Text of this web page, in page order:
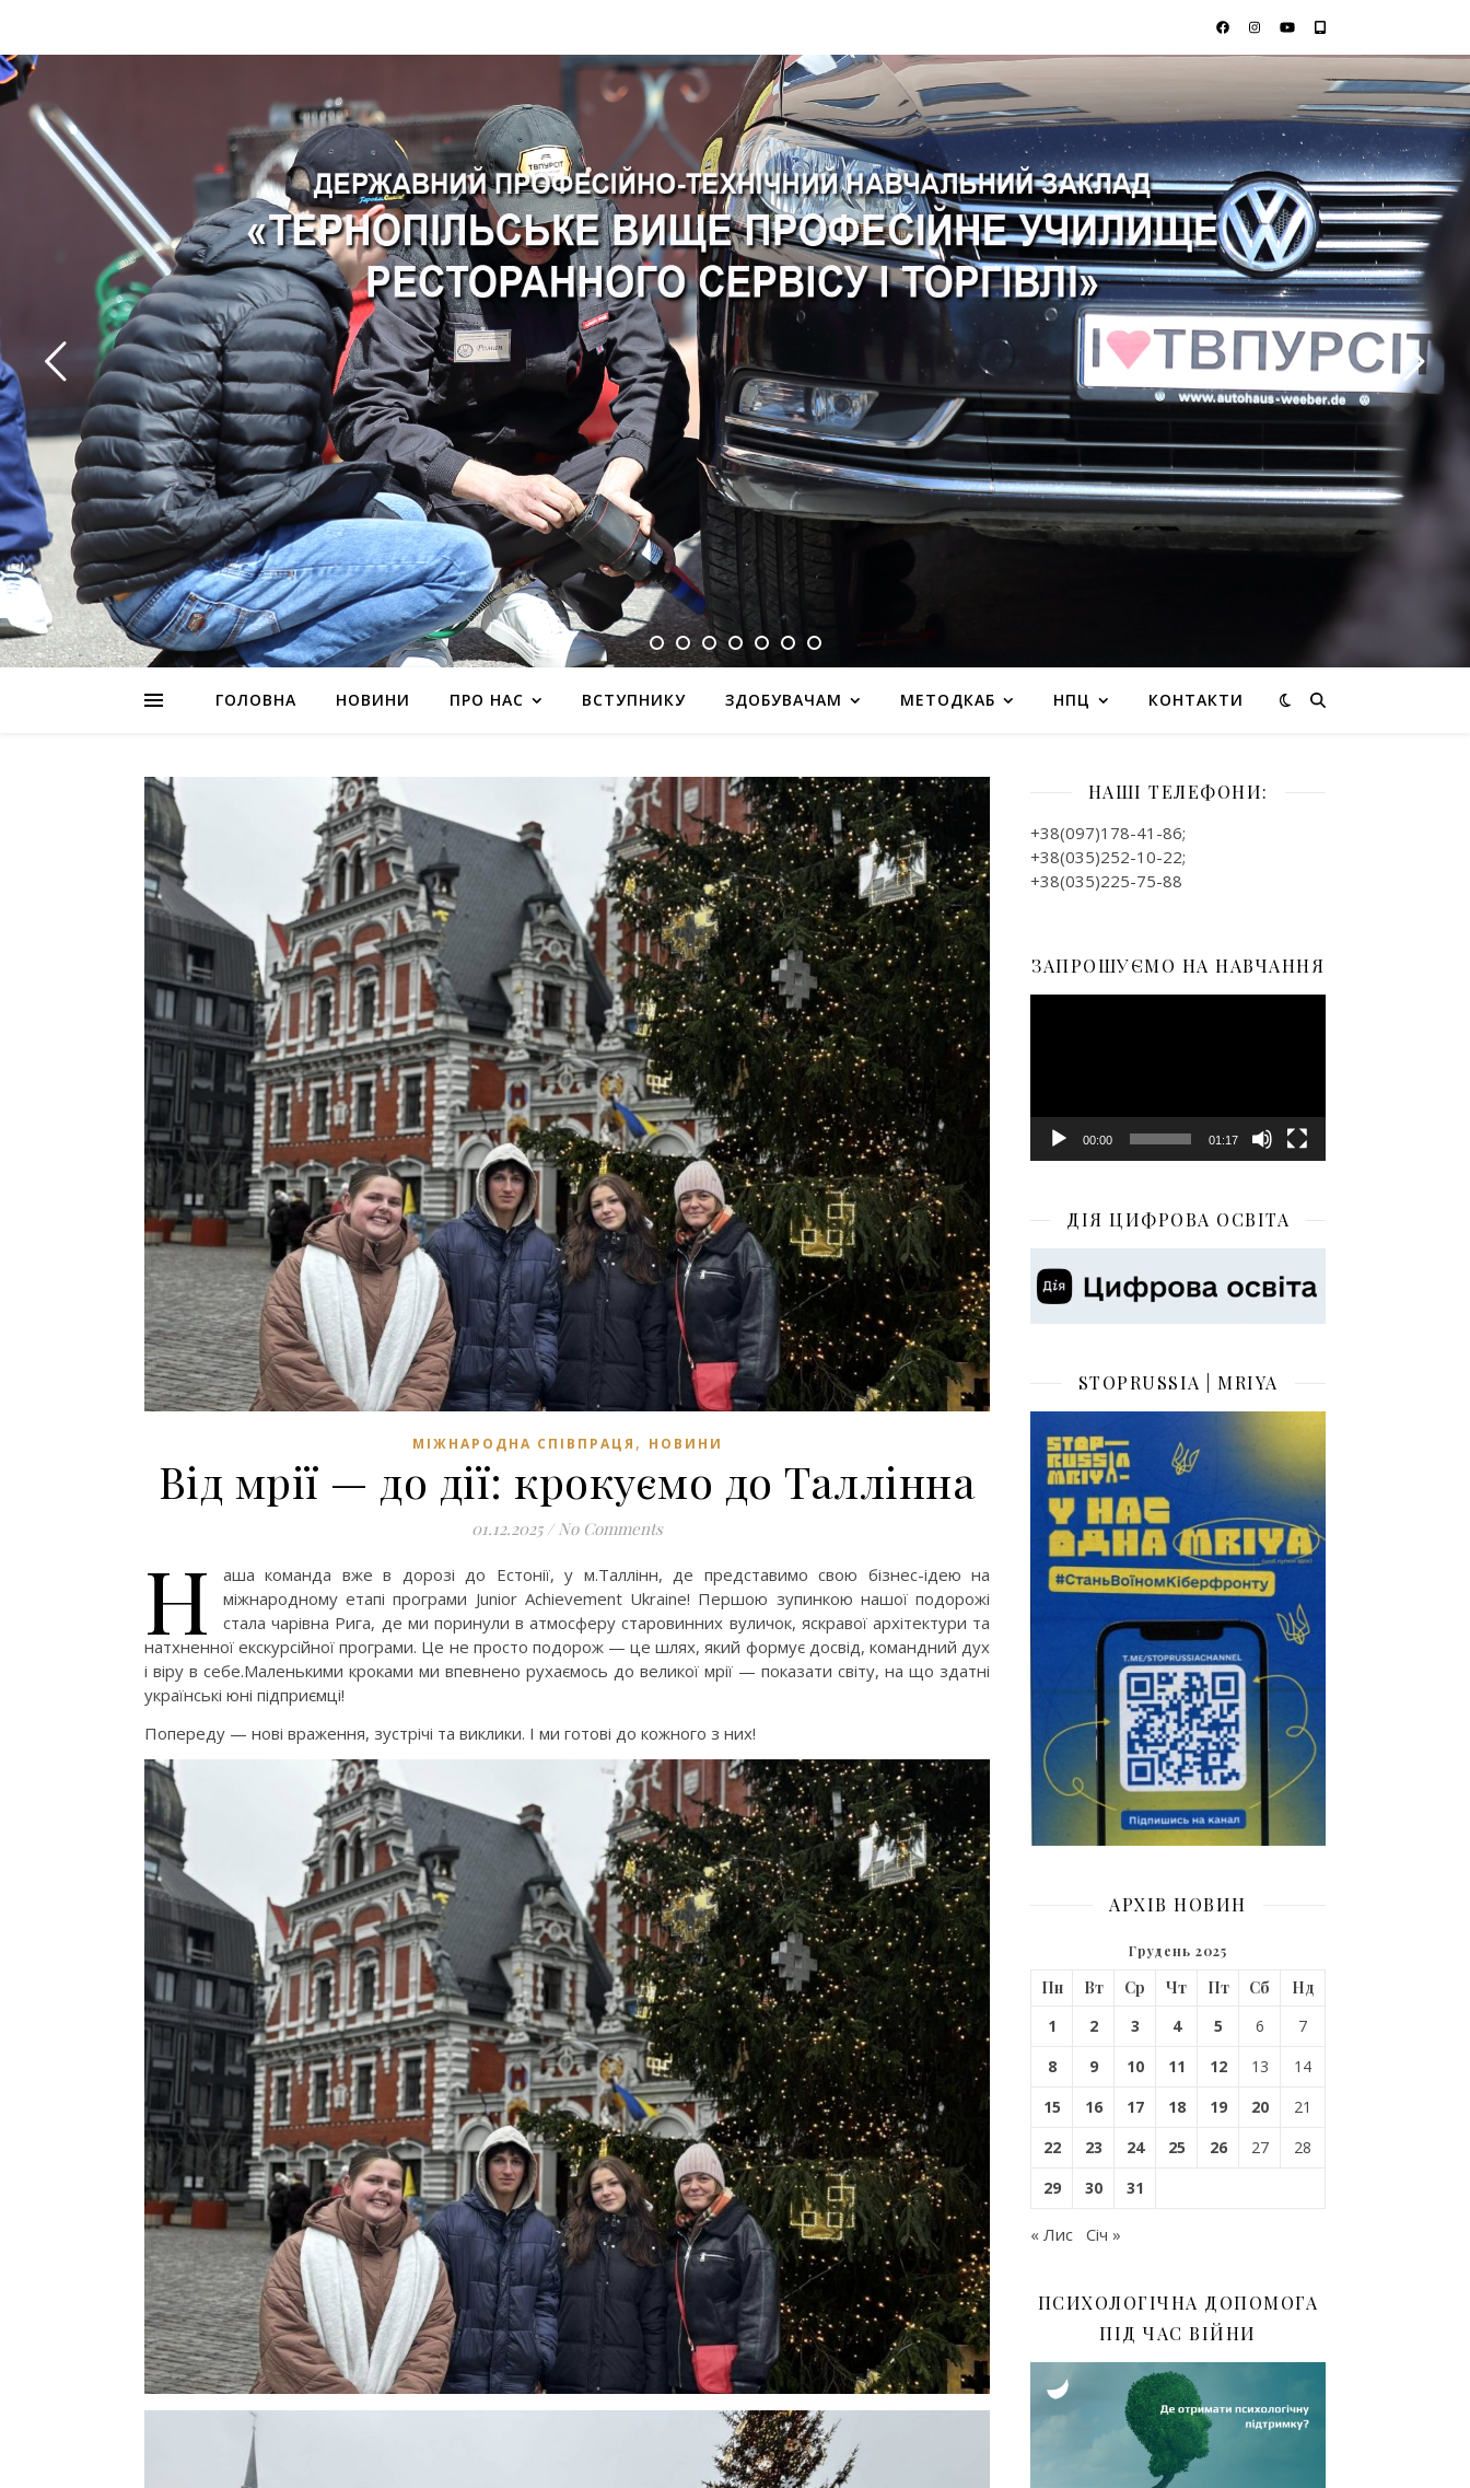
ГОЛОВНА НОВИНИ ПРО НАС ВСТУПНИКУ ЗДОБУВАЧАМ МЕТОДКАБ НПЦ КОНТАКТИ
МІЖНАРОДНА СПІВПРАЦЯ , НОВИНИ
Від мрії — до дії: крокуємо до Таллінна
01.12.2025 / No Comments
Н
аша команда вже в дорозі до Естонії, у м.Таллінн, де представимо свою бізнес-ідею на
міжнародному етапі програми Junior Achievement Ukraine! Першою зупинкою нашої подорожі
стала чарівна Рига, де ми поринули в атмосферу старовинних вуличок, яскравої архітектури та
натхненної екскурсійної програми. Це не просто подорож — це шлях, який формує досвід, командний дух
і віру в себе.Маленькими кроками ми впевнено рухаємось до великої мрії — показати світу, на що здатні
українські юні підприємці!
Попереду — нові враження, зустрічі та виклики. І ми готові до кожного з них!
НАШІ ТЕЛЕФОНИ:
+38(097)178-41-86;
+38(035)252-10-22;
+38(035)225-75-88
ЗАПРОШУЄМО НА НАВЧАННЯ
00:00 01:17
ДІЯ ЦИФРОВА ОСВІТА
STOPRUSSIA | MRIYA
АРХІВ НОВИН
Грудень 2025
Пн Вт Ср Чт Пт Сб
Нд
1
2 3 4 5 6
7
8
9 10 11 12 13
14
15
16 17 18 19 20
21
22
23 24 25 26 27
28
29
30 31
« Лис Січ »
ПСИХОЛОГІЧНА ДОПОМОГА
ПІД ЧАС ВІЙНИ